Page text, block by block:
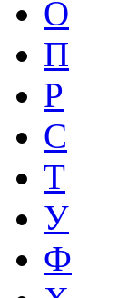
О
П
Р
С
Т
У
Ф